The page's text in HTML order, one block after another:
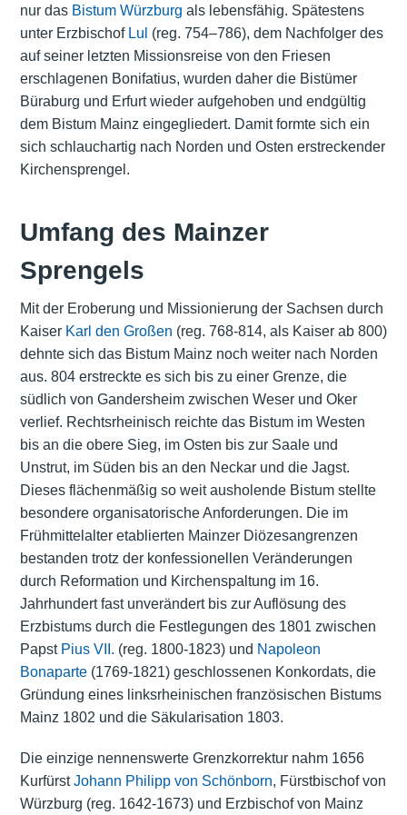
nur das Bistum Würzburg als lebensfähig. Spätestens
unter Erzbischof Lul (reg. 754–786), dem Nachfolger des
auf seiner letzten Missionsreise von den Friesen
erschlagenen Bonifatius, wurden daher die Bistümer
Büraburg und Erfurt wieder aufgehoben und endgültig
dem Bistum Mainz eingegliedert. Damit formte sich ein
sich schlauchartig nach Norden und Osten erstreckender
Kirchensprengel.
Umfang des Mainzer
Sprengels
Mit der Eroberung und Missionierung der Sachsen durch
Kaiser Karl den Großen (reg. 768-814, als Kaiser ab 800)
dehnte sich das Bistum Mainz noch weiter nach Norden
aus. 804 erstreckte es sich bis zu einer Grenze, die
südlich von Gandersheim zwischen Weser und Oker
verlief. Rechtsrheinisch reichte das Bistum im Westen
bis an die obere Sieg, im Osten bis zur Saale und
Unstrut, im Süden bis an den Neckar und die Jagst.
Dieses flächenmäßig so weit ausholende Bistum stellte
besondere organisatorische Anforderungen. Die im
Frühmittelalter etablierten Mainzer Diözesangrenzen
bestanden trotz der konfessionellen Veränderungen
durch Reformation und Kirchenspaltung im 16.
Jahrhundert fast unverändert bis zur Auflösung des
Erzbistums durch die Festlegungen des 1801 zwischen
Papst Pius VII. (reg. 1800-1823) und Napoleon
Bonaparte(1769-1821) geschlossenen Konkordats, die
Gründung eines linksrheinischen französischen Bistums
Mainz 1802 und die Säkularisation 1803.
Die einzige nennenswerte Grenzkorrektur nahm 1656
KurfürstJohann Philipp von Schönborn, Fürstbischof von
Würzburg (reg. 1642-1673) und Erzbischof von Mainz